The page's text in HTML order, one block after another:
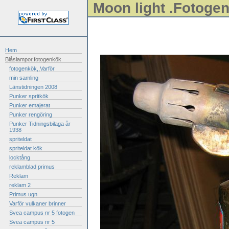
Hem
Blåslampor,fotogenkök
fotogenkök,,Varför
min samling
Länstidningen 2008
Punker spritkök
Punker emajerat
Punker rengöring
Punker Tidningsbilaga år
1938
spriteldat
spriteldat kök
locktång
reklamblad primus
Reklam
reklam 2
Primus ugn
Varför vulkaner brinner
Svea campus nr 5 fotogen
Svea campus nr 5
Moon light .Fotogen